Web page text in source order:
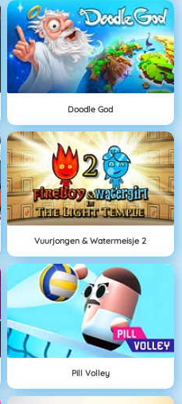
Doodle God
Vuurjongen & Watermeisje 2
Pill Volley